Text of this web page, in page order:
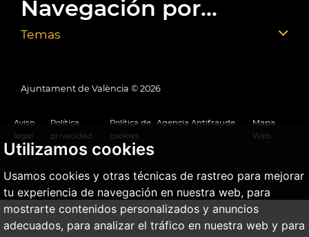
Utilizamos cookies
Usamos cookies y otras técnicas de rastreo para mejorar
tu experiencia de navegación en nuestra web, para
mostrarte contenidos personalizados y anuncios
adecuados, para analizar el tráfico en nuestra web y para
Navegación por...
Temas
Ajuntament de València © 2026
Aviso
legal
Política
privacidad
Política de
cookies
Agencia Antifraude
Mapa
Web